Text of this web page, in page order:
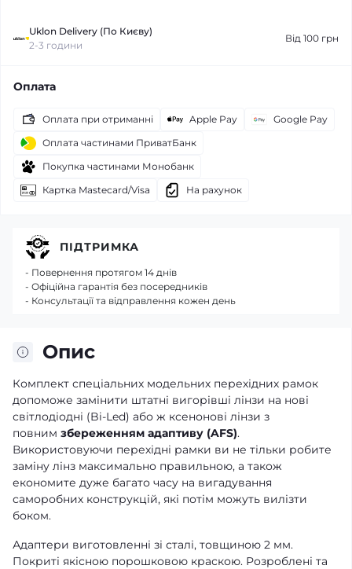
Uklon Delivery (По Києву)
2-3 години
Від 100 грн
Оплата
Оплата при отриманні Apple Pay
Google Pay
Оплата частинами ПриватБанк
Покупка частинами Монобанк
Картка Mastecard/Visa
На рахунок
Опис
Комплект спеціальних модельних перехідних рамок
допоможе замінити штатні вигорівші лінзи на нові
світлодіодні (Bi-Led) або ж ксенонові лінзи з
повним збереженням адаптиву (AFS).
Використовуючи перехідні рамки ви не тільки робите
заміну лінз максимально правильною, а також
економите дуже багато часу на вигадування
саморобних конструкцій, які потім можуть вилізти
боком.
Адаптери виготовленні зі сталі, товщиною 2 мм.
Покриті якісною порошковою краскою. Розроблені та
ПІДТРИМКА
- Повернення протягом 14 днів
- Офіційна гарантія без посередників
- Консультації та відправлення кожен день